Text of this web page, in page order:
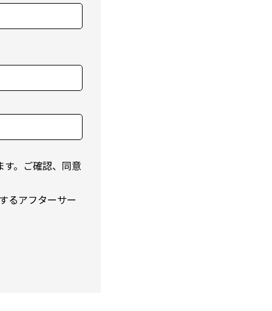
。ご確認、同意
るアフターサー